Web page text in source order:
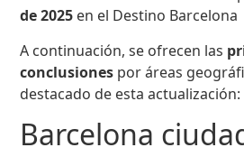
de 2025 en el Destino Barcelona
A continuación, se ofrecen las
conclusiones por áreas
destacado de esta actualización:
Barcelona